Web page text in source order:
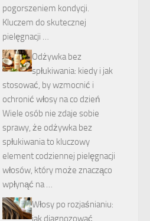
pogorszeniem kondycji.
Kluczem do skutecznej
pielęgnacji …
Odżywka bez
spłukiwania: kiedy i jak
stosować, by wzmocnić i
ochronić włosy na co dzień
Wiele osób nie zdaje sobie
sprawy, że odżywka bez
spłukiwania to kluczowy
element codziennej pielęgnacji
włosów, który może znacząco
wpłynąć na …
Włosy po rozjaśnianiu:
jak diagnozować